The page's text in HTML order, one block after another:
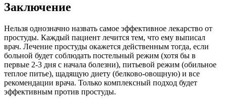
Заключение
Нельзя однозначно назвать самое эффективное лекарство от
простуды. Каждый пациент лечится тем, что ему выписал
врач. Лечение простуды окажется действенным тогда, если
больной будет соблюдать постельный режим (хотя бы в
первые 2-3 дня с начала болезни), питьевой режим (обильное
теплое питье), щадящую диету (белково-овощную) и все
рекомендации врача. Только комплексный подход будет
эффективным против простуды.